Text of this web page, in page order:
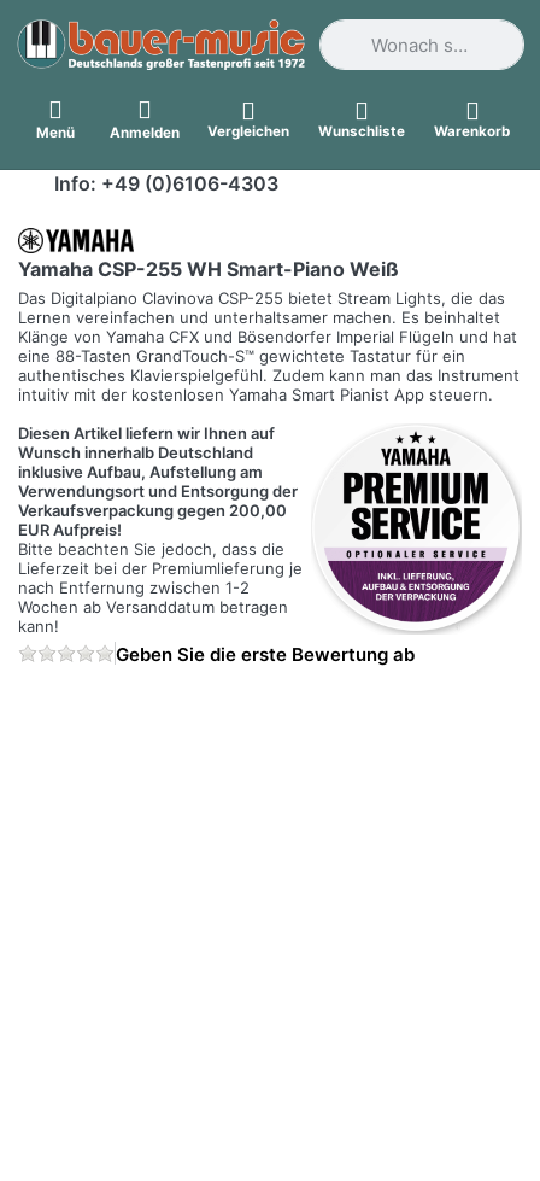
Geben Sie einen
Menü Anmelden Vergleichen Wunschliste Warenkorb
Info: +49 (0)6106-4303
Yamaha CSP-255 WH Smart-Piano Weiß
Das Digitalpiano Clavinova CSP-255 bietet Stream Lights, die das
Lernen vereinfachen und unterhaltsamer machen. Es beinhaltet
Klänge von Yamaha CFX und Bösendorfer Imperial Flügeln und hat
eine 88-Tasten GrandTouch-S™ gewichtete Tastatur für ein
authentisches Klavierspielgefühl. Zudem kann man das Instrument
intuitiv mit der kostenlosen Yamaha Smart Pianist App steuern.
Diesen Artikel liefern wir Ihnen auf
Wunsch innerhalb Deutschland
inklusive Aufbau, Aufstellung am
Verwendungsort und Entsorgung der
Verkaufsverpackung gegen 200,00
EUR Aufpreis!
Bitte beachten Sie jedoch, dass die
Lieferzeit bei der Premiumlieferung je
nach Entfernung zwischen 1-2
Wochen ab Versanddatum betragen
kann!
Geben Sie die erste Bewertung ab